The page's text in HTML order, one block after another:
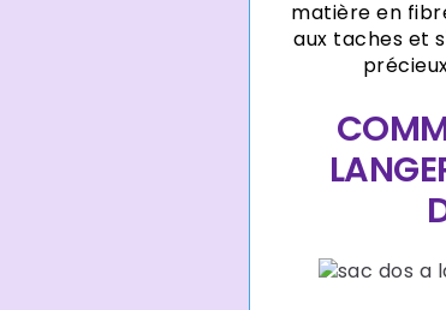
matière en
aux taches et